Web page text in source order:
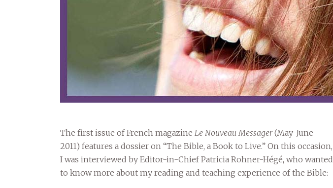
The first issue of French magazine Le Nouveau Messager(May-June
2011) features a dossier on “The Bible, a Book to Live.” On this occasion,
I was interviewed by Editor-in-Chief Patricia Rohner-Hégé, who wanted
to know more about my reading and teaching experience of the Bible: